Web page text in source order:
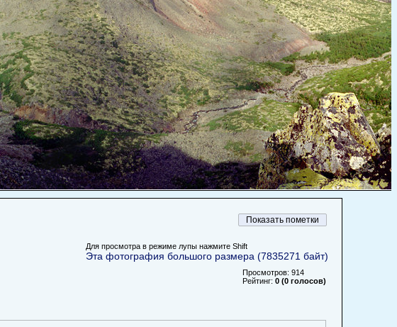
Для просмотра в режиме лупы нажмите Shift
Эта фотография большого размера (7835271 байт)
Просмотров: 914
Рейтинг: 0 (0 голосов)